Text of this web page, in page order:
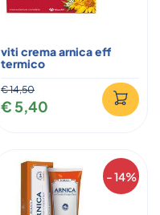
viti crema arnica eff
termico
€ 14,50
€ 5,40
- 14%